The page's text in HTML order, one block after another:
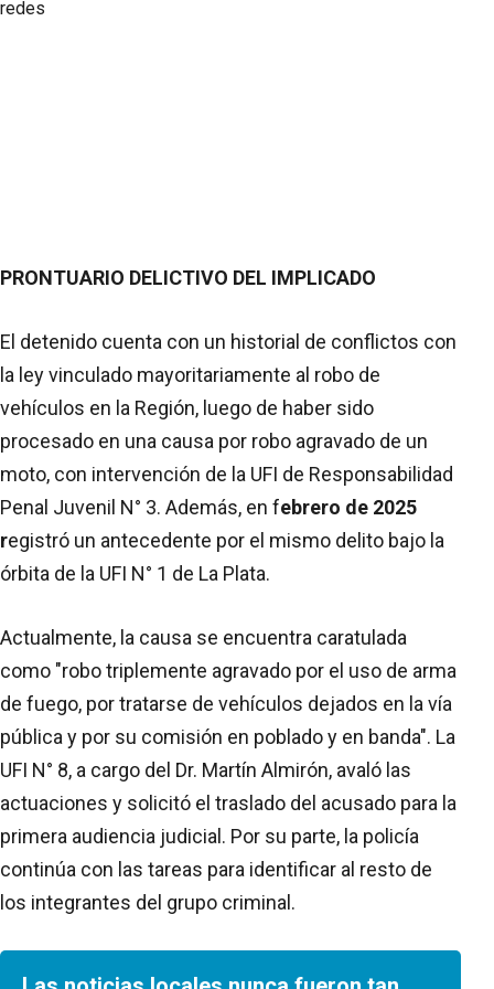
PRONTUARIO DELICTIVO DEL IMPLICADO
El detenido cuenta con un historial de conflictos con
la ley vinculado mayoritariamente al robo de
vehículos en la Región, luego de haber sido
procesado en una causa por robo agravado de un
moto, con intervención de la UFI de Responsabilidad
Penal Juvenil N° 3. Además, en febrero de 2025
registró un antecedente por el mismo delito bajo la
órbita de la UFI N° 1 de La Plata.
Actualmente, la causa se encuentra caratulada
como "robo triplemente agravado por el uso de arma
de fuego, por tratarse de vehículos dejados en la vía
pública y por su comisión en poblado y en banda". La
UFI N° 8, a cargo del Dr. Martín Almirón, avaló las
actuaciones y solicitó el traslado del acusado para la
primera audiencia judicial. Por su parte, la policía
continúa con las tareas para identificar al resto de
los integrantes del grupo criminal.